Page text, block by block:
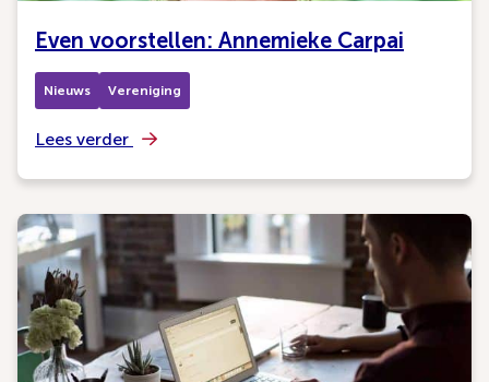
Even voorstellen: Annemieke Carpai
Nieuws Vereniging
Lees verder